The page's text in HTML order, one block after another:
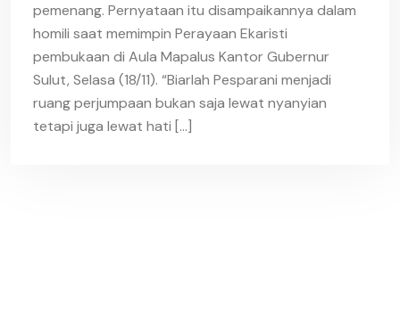
pemenang. Pernyataan itu disampaikannya dalam
homili saat memimpin Perayaan Ekaristi
pembukaan di Aula Mapalus Kantor Gubernur
Sulut, Selasa (18/11). “Biarlah Pesparani menjadi
ruang perjumpaan bukan saja lewat nyanyian
tetapi juga lewat hati […]